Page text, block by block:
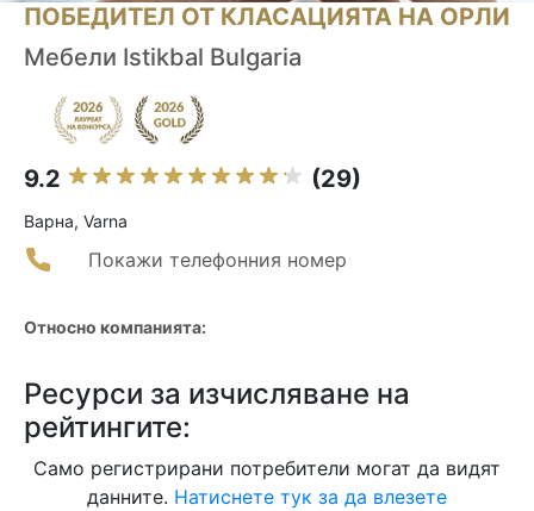
ПОБЕДИТЕЛ ОТ КЛАСАЦИЯТА НА ОРЛИ
Мебели Istikbal Bulgaria
9.2 (29)
Варна, Varna
Покажи телефонния номер
Относно компанията:
Ресурси за изчисляване на
рейтингите:
Само регистрирани потребители могат да видят
данните. Натиснете тук за да влезете